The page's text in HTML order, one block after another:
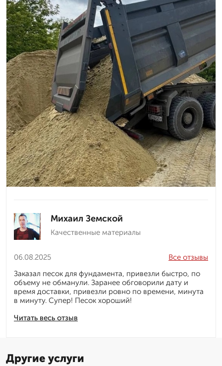
Михаил Земской
Качественные материалы
06.08.2025
Читать весь отзыв
Все отзывы
Заказал песок для фундамента, привезли быстро, по
объему не обманули. Заранее обговорили дату и
время доставки, привезли ровно по времени, минута
в минуту. Супер! Песок хороший!
Другие услуги